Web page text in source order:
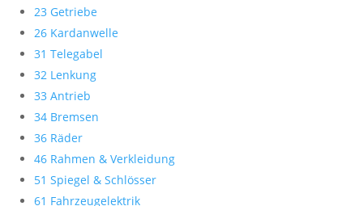
23 Getriebe
26 Kardanwelle
31 Telegabel
32 Lenkung
33 Antrieb
34 Bremsen
36 Räder
46 Rahmen & Verkleidung
51 Spiegel & Schlösser
61 Fahrzeugelektrik